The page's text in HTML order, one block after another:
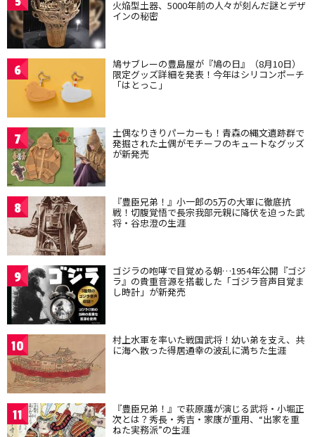
火焔型土器、5000年前の人々が刻んだ謎とデザ
インの秘密
6 鳩サブレーの豊島屋が『鳩の日』（8月10日）
限定グッズ詳細を発表！今年はシリコンポーチ
「はとっこ」
7 土偶なりきりパーカーも！青森の縄文遺跡群で
発掘された土偶がモチーフのキュートなグッズ
が新発売
8 『豊臣兄弟！』小一郎の5万の大軍に徹底抗
戦！切腹覚悟で長宗我部元親に降伏を迫った武
将・谷忠澄の生涯
9 ゴジラの咆哮で目覚める朝…1954年公開『ゴジ
ラ』の貴重音源を搭載した「ゴジラ音声目覚ま
し時計」が新発売
10 村上水軍を率いた戦国武将！幼い弟を支え、共
に海へ散った得居通幸の波乱に満ちた生涯
11 『豊臣兄弟！』で萩原護が演じる武将・小堀正
次とは？秀長・秀吉・家康が重用、“出家を重
ねた実務派”の生涯